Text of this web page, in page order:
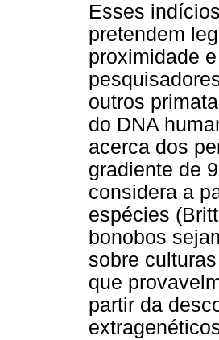
Esses
pretendem
proximidade
outros
do DNA
acerca dos
gradiente de
considera a
espécies
bonobos
sobre
que
partir da